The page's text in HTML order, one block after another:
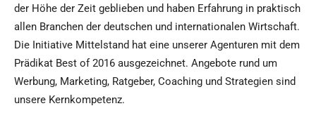
der Höhe der Zeit geblieben und haben Erfahrung in praktisch
allen Branchen der deutschen und internationalen Wirtschaft.
Die Initiative Mittelstand hat eine unserer Agenturen mit dem
Prädikat Best of 2016 ausgezeichnet. Angebote rund um
Werbung, Marketing, Ratgeber, Coaching und Strategien sind
unsere Kernkompetenz.